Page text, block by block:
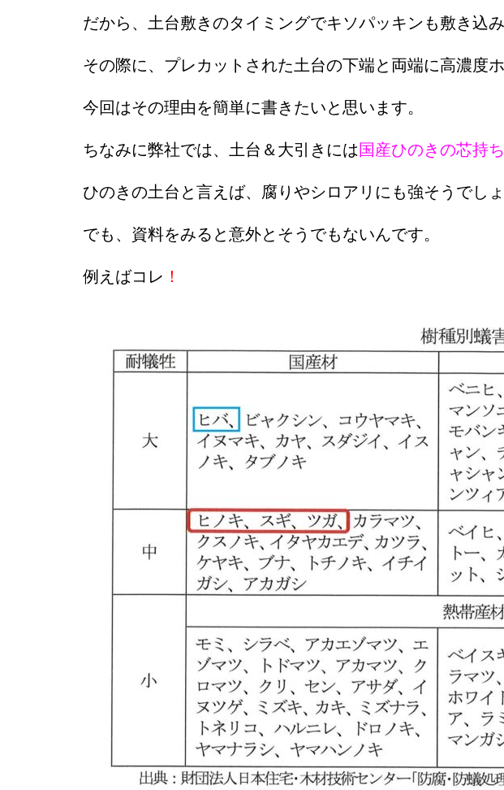
だから、土台敷きのタイミングでキソパッキンも敷き込み
その際に、プレカットされた土台の下端と両端に高濃度
今回はその理由を簡単に書きたいと思います。
ちなみに弊社では、土台＆大引きには 国産ひのきの芯持
ひのきの土台と言えば、腐りやシロアリにも強そうでしょ
でも、資料をみると意外とそうでもないんです。
例えばコレ ！